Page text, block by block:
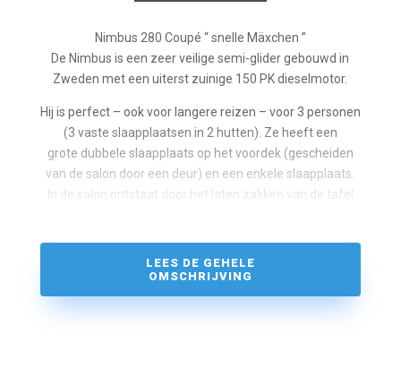
Nimbus 280 Coupé “ snelle Mäxchen ”
De Nimbus is een zeer veilige semi-glider gebouwd in
Zweden met een uiterst zuinige 150 PK dieselmotor.
Hij is perfect – ook voor langere reizen – voor 3 personen
(3 vaste slaapplaatsen in 2 hutten). Ze heeft een
grote dubbele slaapplaats op het voordek (gescheiden
van de salon door een deur) en een enkele slaapplaats.
In de salon ontstaat door het laten zakken van de tafel
bestuurdersstoel. Tijdens het rijden wordt hij naar voren
LEES DE GEHELE
OMSCHRIJVING